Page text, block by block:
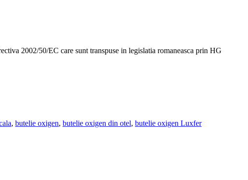
2002/50/EC care sunt transpuse in legislatia romaneasca prin HG
, butelie oxigen, butelie oxigen din otel, butelie oxigen Luxfer